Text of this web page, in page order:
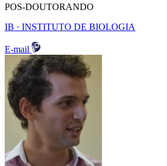
POS-DOUTORANDO
IB · INSTITUTO DE BIOLOGIA
E-mail